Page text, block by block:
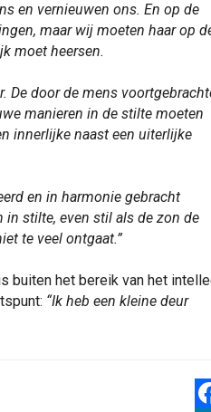
en vernieuwen ons. En op de
maar wij moeten haar op
moet heersen.
De door de mens
manieren in de stilte moeten
innerlijke naast een uiterlijke
en in harmonie gebracht
in stilte, even stil als de zon de
te veel ontgaat.”
buiten het bereik van het
“Ik heb een kleine deur